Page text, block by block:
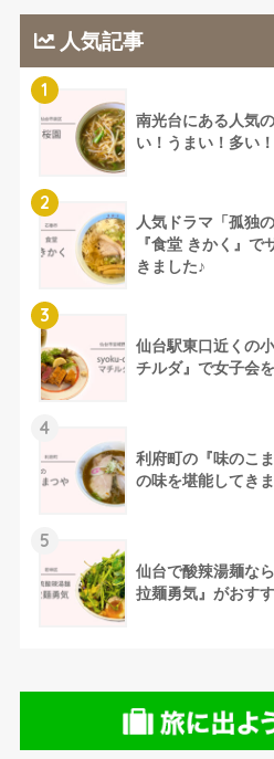
人気記事
1
南光台にある人気
い！うまい！多い
2
人気ドラマ「孤独
『食堂 きかく』で
きました♪
3
仙台駅東口近くの
チルダ』で女子会
4
利府町の『味のこ
の味を堪能してき
5
仙台で酸辣湯麺な
拉麺勇気』がおすす